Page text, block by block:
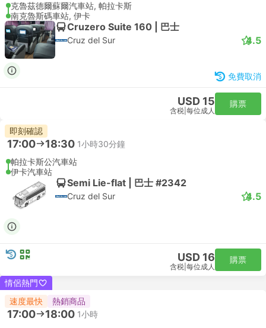
克魯茲德爾蘇爾汽車站, 帕拉卡斯
南克魯斯碼車站, 伊卡
Cruzero Suite 160 | 巴士
Cruz del Sur 4.5
免費取消
USD 15
含税 每位成人
購票
即刻確認
17:00 18:30 1小時30分鐘
帕拉卡斯公汽車站
伊卡汽車站
Semi Lie-flat | 巴士 #2342
Cruz del Sur 4.5
USD 16
含税 每位成人
購票
情侶熱門
速度最快
熱銷商品
17:00 18:00 1小時